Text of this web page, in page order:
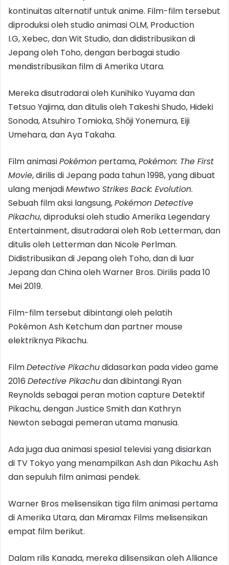
kontinuitas alternatif untuk anime. Film-film tersebut
diproduksi oleh studio animasi OLM, Production
I.G, Xebec, dan Wit Studio, dan didistribusikan di
Jepang oleh Toho, dengan berbagai studio
mendistribusikan film di Amerika Utara.
Mereka disutradarai oleh Kunihiko Yuyama dan
Tetsuo Yajima, dan ditulis oleh Takeshi Shudo, Hideki
Sonoda, Atsuhiro Tomioka, Shōji Yonemura, Eiji
Umehara, dan Aya Takaha.
Film animasiPokémon pertama,Pokémon: The First
Movie, dirilis di Jepang pada tahun 1998, yang dibuat
ulang menjadiMewtwo Strikes Back: Evolution.
Sebuah film aksi langsung,Pokémon Detective
Pikachu, diproduksi oleh studio Amerika Legendary
Entertainment, disutradarai oleh Rob Letterman, dan
ditulis oleh Letterman dan Nicole Perlman.
Didistribusikan di Jepang oleh Toho, dan di luar
Jepang dan China oleh Warner Bros. Dirilis pada 10
Mei 2019.
Film-film tersebut dibintangi oleh pelatih
Pokémon Ash Ketchum dan partner mouse
elektriknya Pikachu.
FilmDetective Pikachudidasarkan pada video game
2016 Detective Pikachudan dibintangi Ryan
Reynolds sebagai peran motion capture Detektif
Pikachu, dengan Justice Smith dan Kathryn
Newton sebagai pemeran utama manusia.
Ada juga dua animasi spesial televisi yang disiarkan
di TV Tokyo yang menampilkan Ash dan Pikachu Ash
dan sepuluh film animasi pendek.
Warner Bros melisensikan tiga film animasi pertama
di Amerika Utara, dan Miramax Films melisensikan
empat film berikut.
Dalam rilis Kanada, mereka dilisensikan oleh Alliance